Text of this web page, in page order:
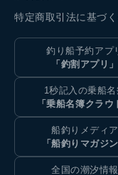
特定商取引法に基づ
釣り船予約アプ
「釣割アプリ」
1秒記入の乗船
「乗船名簿クラウ
船釣りメディア
「船釣りマガジン
全国の潮汐情報